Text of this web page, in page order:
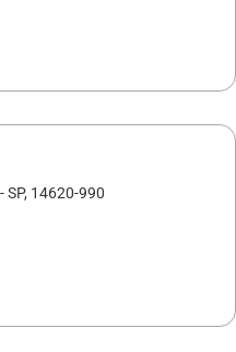
SP, 14620-990